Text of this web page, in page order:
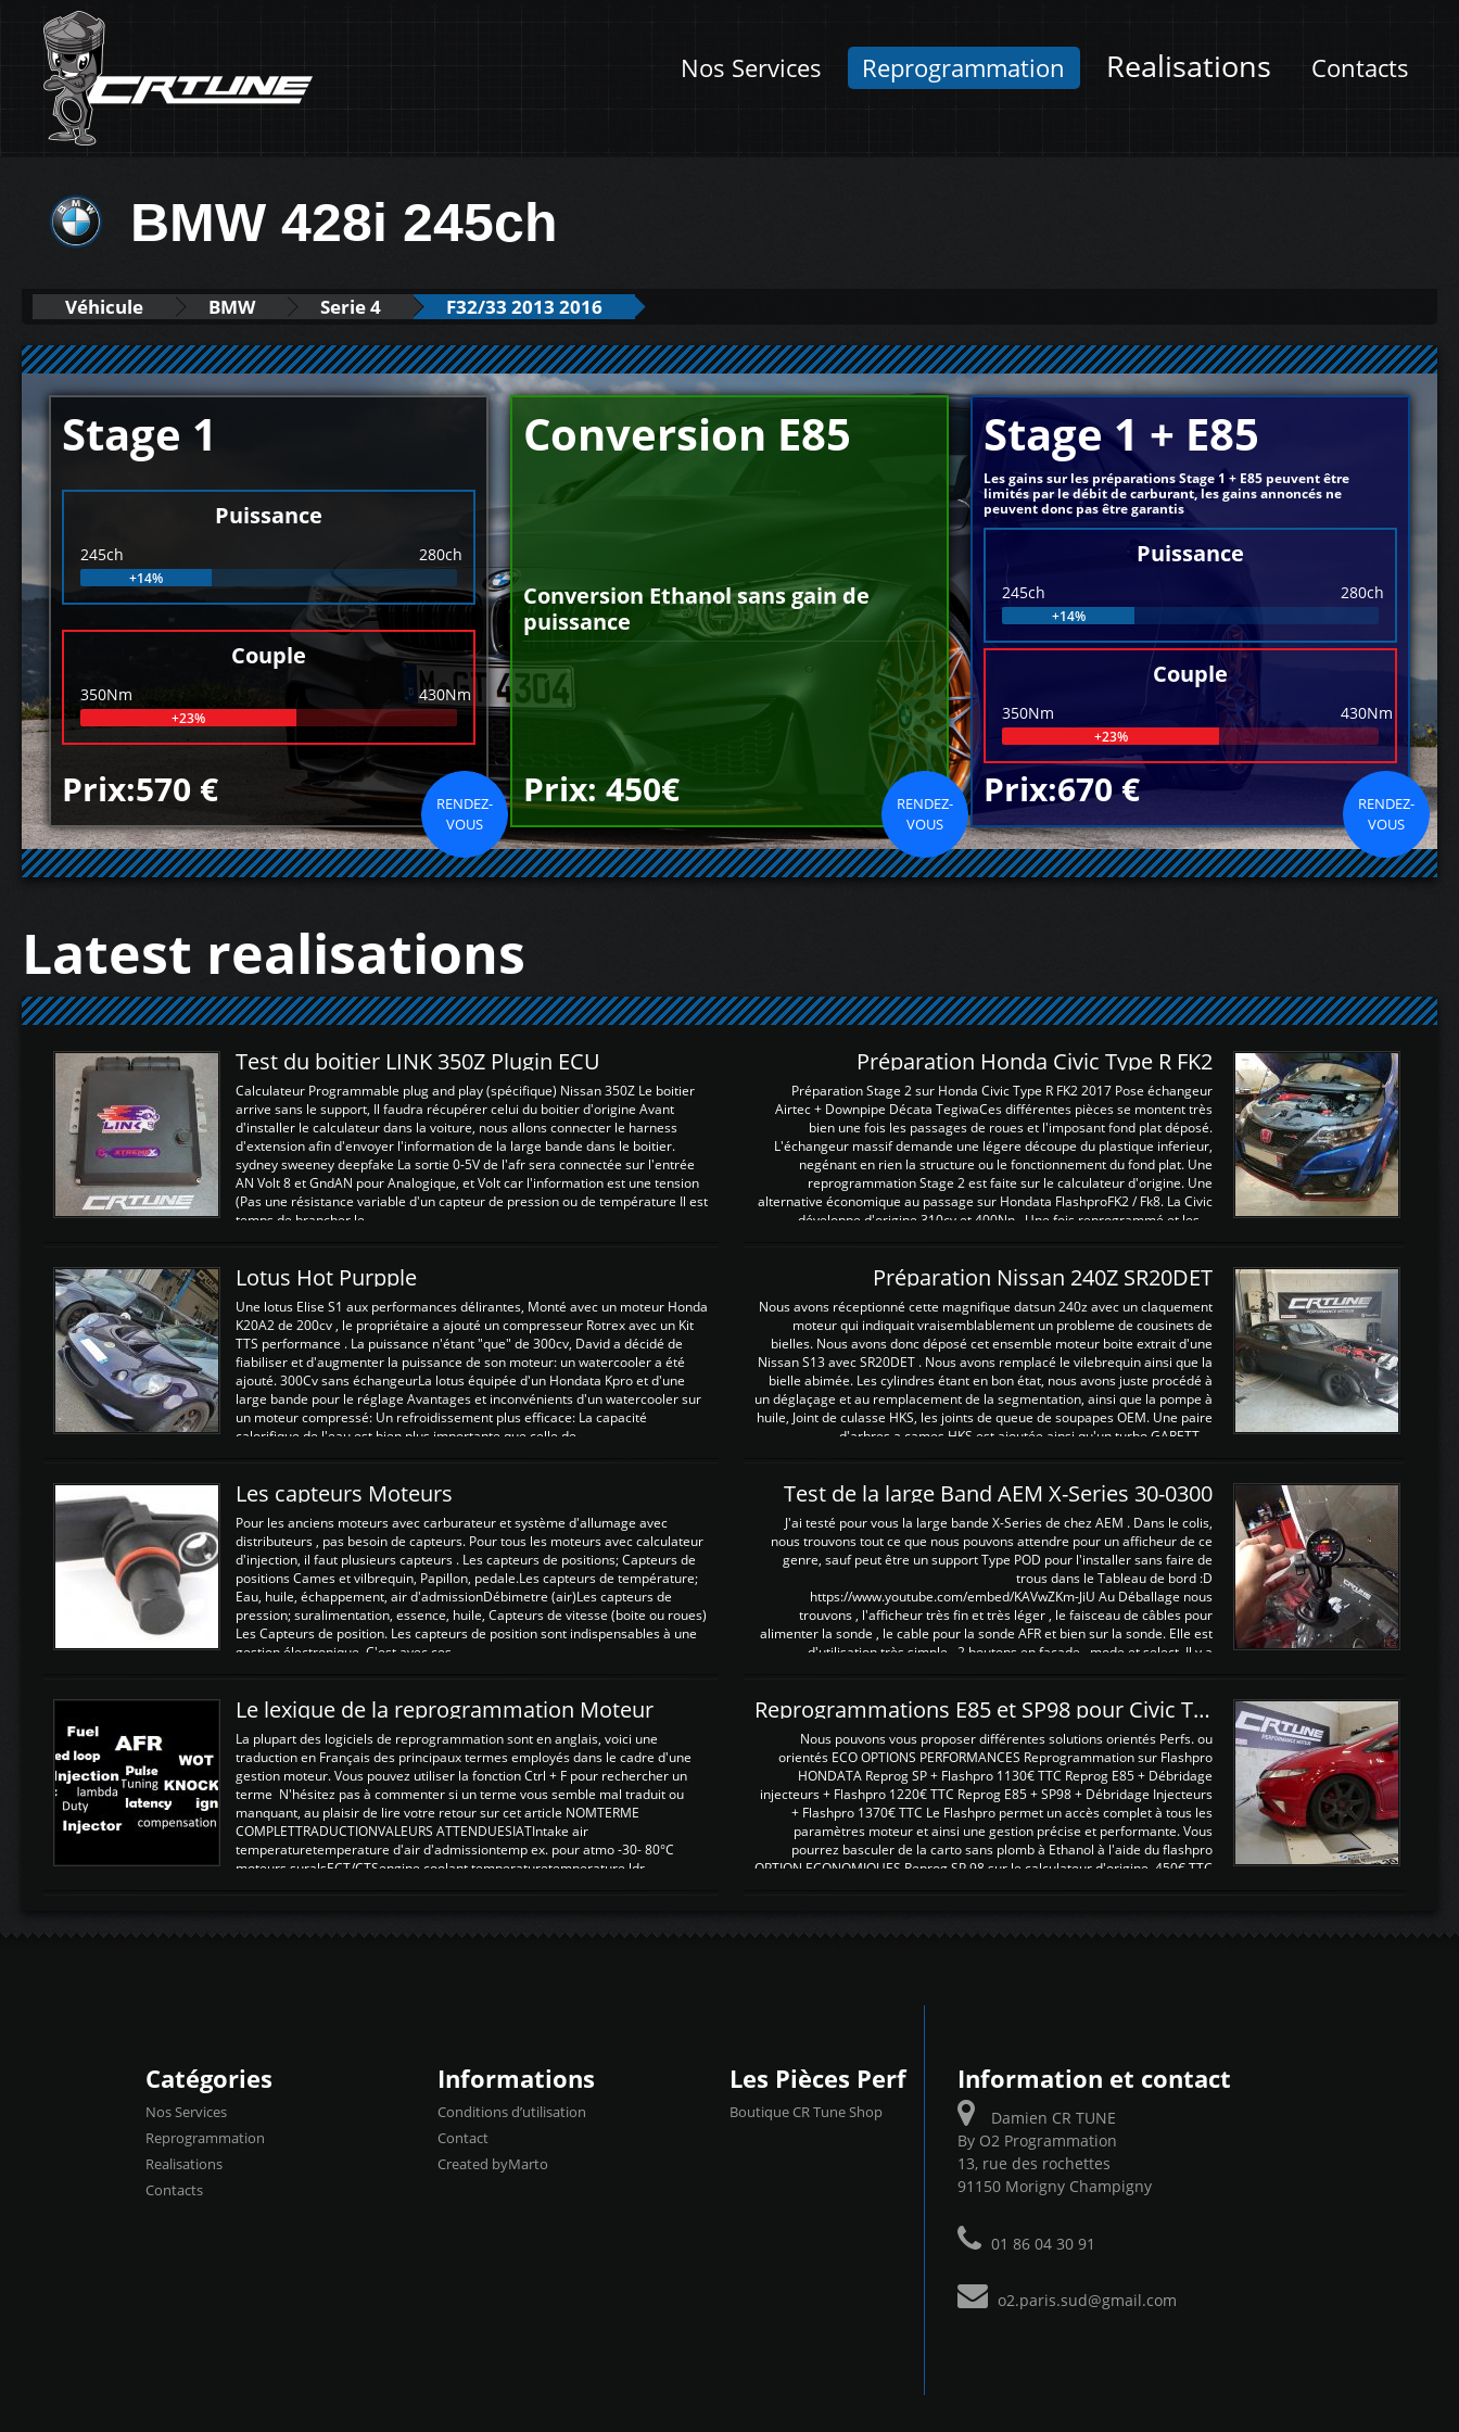
Nos Services Reprogrammation Realisations Contacts
BMW 428i 245ch
Véhicule BMW Serie 4 F32/33 2013 2016
Stage 1
Puissance
245ch 280ch
+14%
Couple
350Nm 430Nm
+23%
Prix:570 €
RENDEZ-
VOUS
Conversion E85
Conversion Ethanol sans gain de
puissance
Prix: 450€
RENDEZ-
VOUS
Stage 1 + E85
Les gains sur les préparations Stage 1 + E85 peuvent être
limités par le débit de carburant, les gains annoncés ne
peuvent donc pas être garantis
Puissance
245ch 280ch
+14%
Couple
350Nm 430Nm
+23%
Prix:670 €
RENDEZ-
VOUS
Latest realisations
Test du boitier LINK 350Z Plugin ECU
Calculateur Programmable plug and play (spécifique) Nissan 350Z Le boitier
arrive sans le support, Il faudra récupérer celui du boitier d'origine Avant
d'installer le calculateur dans la voiture, nous allons connecter le harness
d'extension afin d'envoyer l'information de la large bande dans le boitier.
sydney sweeney deepfake La sortie 0-5V de l'afr sera connectée sur l'entrée
AN Volt 8 et GndAN pour Analogique, et Volt car l'information est une tension
(Pas une résistance variable d'un capteur de pression ou de température Il est
temps de brancher le ...
Préparation Honda Civic Type R FK2
Préparation Stage 2 sur Honda Civic Type R FK2 2017 Pose échangeur
Airtec + Downpipe Décata TegiwaCes différentes pièces se montent très
bien une fois les passages de roues et l'imposant fond plat déposé.
L'échangeur massif demande une légere découpe du plastique inferieur,
negénant en rien la structure ou le fonctionnement du fond plat. Une
reprogrammation Stage 2 est faite sur le calculateur d'origine. Une
alternative économique au passage sur Hondata FlashproFK2 / Fk8. La Civic
développe d'origine 310cv et 400Nn , Une fois reprogrammé et les ...
Lotus Hot Purpple
Une lotus Elise S1 aux performances délirantes, Monté avec un moteur Honda
K20A2 de 200cv , le propriétaire a ajouté un compresseur Rotrex avec un Kit
TTS performance . La puissance n'étant "que" de 300cv, David a décidé de
fiabiliser et d'augmenter la puissance de son moteur: un watercooler a été
ajouté. 300Cv sans échangeurLa lotus équipée d'un Hondata Kpro et d'une
large bande pour le réglage Avantages et inconvénients d'un watercooler sur
un moteur compressé: Un refroidissement plus efficace: La capacité
calorifique de l'eau est bien plus importante que celle de ...
Préparation Nissan 240Z SR20DET
Nous avons réceptionné cette magnifique datsun 240z avec un claquement
moteur qui indiquait vraisemblablement un probleme de cousinets de
bielles. Nous avons donc déposé cet ensemble moteur boite extrait d'une
Nissan S13 avec SR20DET . Nous avons remplacé le vilebrequin ainsi que la
bielle abimée. Les cylindres étant en bon état, nous avons juste procédé à
un déglaçage et au remplacement de la segmentation, ainsi que la pompe à
huile, Joint de culasse HKS, les joints de queue de soupapes OEM. Une paire
d'arbres a cames HKS est ajoutée ainsi qu'un turbo GARETT ...
Les capteurs Moteurs
Pour les anciens moteurs avec carburateur et système d'allumage avec
distributeurs , pas besoin de capteurs. Pour tous les moteurs avec calculateur
d'injection, il faut plusieurs capteurs . Les capteurs de positions; Capteurs de
positions Cames et vilbrequin, Papillon, pedale.Les capteurs de température;
Eau, huile, échappement, air d'admissionDébimetre (air)Les capteurs de
pression; suralimentation, essence, huile, Capteurs de vitesse (boite ou roues)
Les Capteurs de position. Les capteurs de position sont indispensables à une
gestion électronique. C'est avec ces ...
Test de la large Band AEM X-Series 30-0300
J'ai testé pour vous la large bande X-Series de chez AEM . Dans le colis,
nous trouvons tout ce que nous pouvons attendre pour un afficheur de ce
genre, sauf peut être un support Type POD pour l'installer sans faire de
trous dans le Tableau de bord :D
https://www.youtube.com/embed/KAVwZKm-JiU Au Déballage nous
trouvons , l'afficheur très fin et très léger , le faisceau de câbles pour
alimenter la sonde , le cable pour la sonde AFR et bien sur la sonde. Elle est
d'utilisation très simple , 2 boutons en façade , mode et select. Il y a
Le lexique de la reprogrammation Moteur
La plupart des logiciels de reprogrammation sont en anglais, voici une
traduction en Français des principaux termes employés dans le cadre d'une
gestion moteur. Vous pouvez utiliser la fonction Ctrl + F pour rechercher un
terme N'hésitez pas à commenter si un terme vous semble mal traduit ou
manquant, au plaisir de lire votre retour sur cet article NOMTERME
COMPLETTRADUCTIONVALEURS ATTENDUESIATIntake air
temperaturetemperature d'air d'admissiontemp ex. pour atmo -30- 80°C
moteurs suralsECT/CTSengine coolant temperaturetemperature ldr
Reprogrammations E85 et SP98 pour Civic Type R FN2
Nous pouvons vous proposer différentes solutions orientés Perfs. ou
orientés ECO OPTIONS PERFORMANCES Reprogrammation sur Flashpro
HONDATA Reprog SP + Flashpro 1130€ TTC Reprog E85 + Débridage
injecteurs + Flashpro 1220€ TTC Reprog E85 + SP98 + Débridage Injecteurs
+ Flashpro 1370€ TTC Le Flashpro permet un accès complet à tous les
paramètres moteur et ainsi une gestion précise et performante. Vous
pourrez basculer de la carto sans plomb à Ethanol à l'aide du flashpro
OPTION ECONOMIQUES Reprog SP 98 sur le calculateur d'origine 450€ TTC
Catégories
Nos Services
Reprogrammation
Realisations
Contacts
Informations
Conditions d’utilisation
Contact
Created byMarto
Les Pièces Perf
Boutique CR Tune Shop
Information et contact
Damien CR TUNE
By O2 Programmation
13, rue des rochettes
91150 Morigny Champigny
01 86 04 30 91
o2.paris.sud@gmail.com